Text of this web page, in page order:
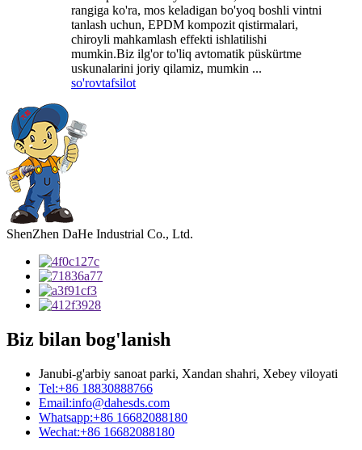
rangiga ko'ra, mos keladigan bo'yoq boshli vintni
tanlash uchun, EPDM kompozit qistirmalari,
chiroyli mahkamlash effekti ishlatilishi
mumkin.Biz ilg'or to'liq avtomatik püskürtme
uskunalarini joriy qilamiz, mumkin ...
so'rovtafsilot
ShenZhen DaHe Industrial Co., Ltd.
Biz bilan bog'lanish
Janubi-g'arbiy sanoat parki, Xandan shahri, Xebey viloyati
Tel:+86 18830888766
Email:info@dahesds.com
Whatsapp:+86 16682088180
Wechat:+86 16682088180